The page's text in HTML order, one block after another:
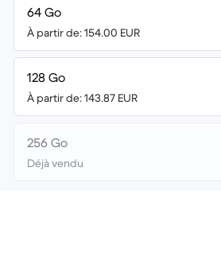
64 Go
À partir de: 154.00 EUR
128 Go
À partir de: 143.87 EUR
256 Go
Déjà vendu